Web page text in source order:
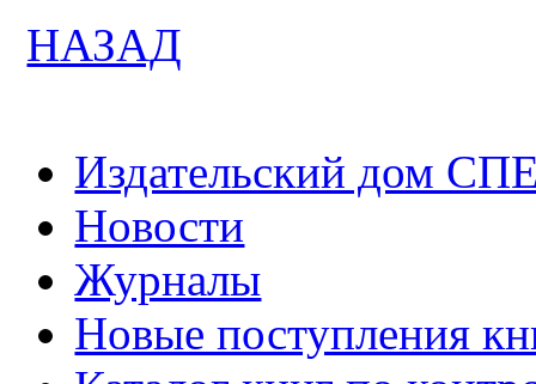
НАЗАД
Издательский дом
Новости
Журналы
Новые поступления